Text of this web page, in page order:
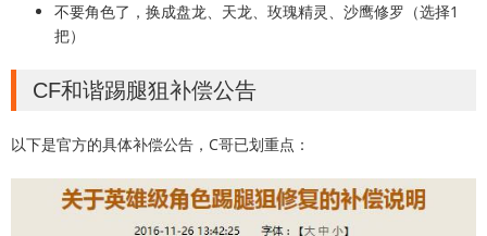
不要角色了，换成盘龙、天龙、玫瑰精灵、沙鹰修罗（选择1
把）
CF和谐踢腿狙补偿公告
以下是官方的具体补偿公告，C哥已划重点：